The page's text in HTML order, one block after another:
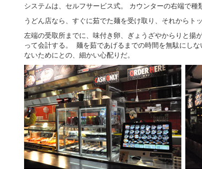
システムは、セルフサービス式。 カウンターの右端で種
うどん店なら、すぐに茹でた麺を受け取り、それからト
左端の受取所までに、味付き卵、ぎょうざやからりと揚
って会計する。 麺を茹であげるまでの時間を無駄にし
ないためにとの、細かい心配りだ。